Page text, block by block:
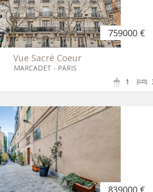
759000 €
Vue Sacré Coeur
MARCADET - PARIS
1
839000 €